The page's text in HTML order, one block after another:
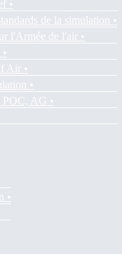
•
de la simulation •
l'Armée de l'air •
Air •
•
AG •
•